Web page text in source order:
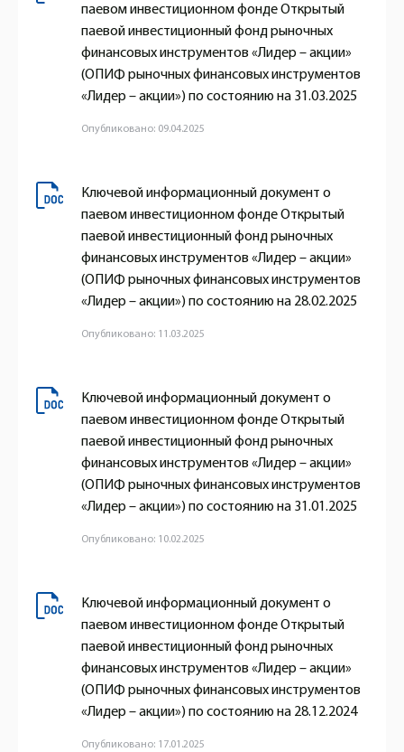
паевом инвестиционном фонде Открытый
паевой инвестиционный фонд рыночных
финансовых инструментов «Лидер – акции»
(ОПИФ рыночных финансовых инструментов
«Лидер – акции») по состоянию на 31.03.2025
Опубликовано: 09.04.2025
Ключевой информационный документ о
паевом инвестиционном фонде Открытый
паевой инвестиционный фонд рыночных
финансовых инструментов «Лидер – акции»
(ОПИФ рыночных финансовых инструментов
«Лидер – акции») по состоянию на 28.02.2025
Опубликовано: 11.03.2025
Ключевой информационный документ о
паевом инвестиционном фонде Открытый
паевой инвестиционный фонд рыночных
финансовых инструментов «Лидер – акции»
(ОПИФ рыночных финансовых инструментов
«Лидер – акции») по состоянию на 31.01.2025
Опубликовано: 10.02.2025
Ключевой информационный документ о
паевом инвестиционном фонде Открытый
паевой инвестиционный фонд рыночных
финансовых инструментов «Лидер – акции»
(ОПИФ рыночных финансовых инструментов
«Лидер – акции») по состоянию на 28.12.2024
Опубликовано: 17.01.2025